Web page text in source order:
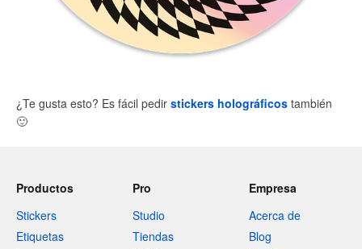
¿Te gusta esto? Es fácil pedir stickers holográficos también
🙂
Productos
Stickers
Etiquetas
Pro
Studio
Tiendas
Empresa
Acerca de
Blog